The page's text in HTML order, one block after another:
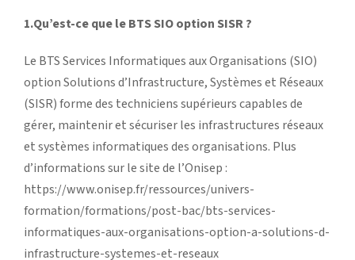
1.Qu’est-ce que le BTS SIO option SISR ?
Le BTS Services Informatiques aux Organisations (SIO)
option Solutions d’Infrastructure, Systèmes et Réseaux
(SISR) forme des techniciens supérieurs capables de
gérer, maintenir et sécuriser les infrastructures réseaux
et systèmes informatiques des organisations. Plus
d’informations sur le site de l’Onisep :
https://www.onisep.fr/ressources/univers-
formation/formations/post-bac/bts-services-
informatiques-aux-organisations-option-a-solutions-d-
infrastructure-systemes-et-reseaux